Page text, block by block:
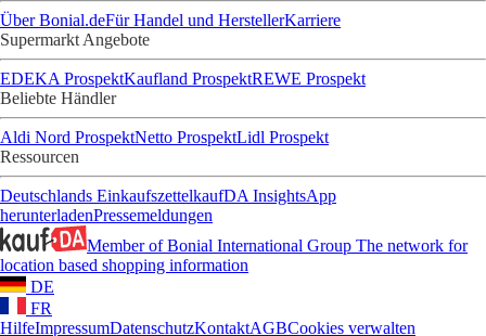
Über Bonial.deFür Handel und HerstellerKarriere
Supermarkt Angebote
EDEKA ProspektKaufland ProspektREWE Prospekt
Beliebte Händler
Aldi Nord ProspektNetto ProspektLidl Prospekt
Ressourcen
Deutschlands EinkaufszettelkaufDA InsightsApp
herunterladenPressemeldungen
Member of Bonial International Group The network for
location based shopping information
DE
FR
HilfeImpressumDatenschutzKontaktAGBCookies verwalten